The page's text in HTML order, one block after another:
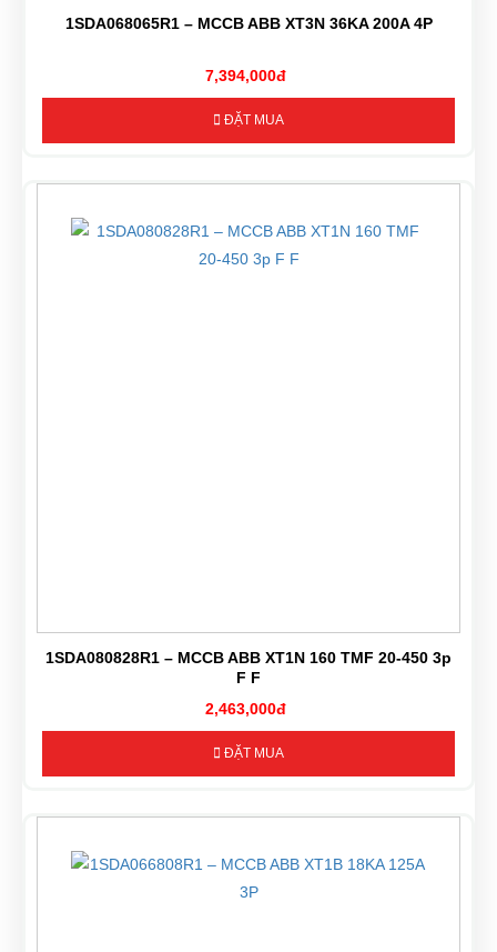
1SDA068065R1 – MCCB ABB XT3N 36KA 200A 4P
7,394,000đ
ĐẶT MUA
1SDA080828R1 – MCCB ABB XT1N 160 TMF 20-450 3p
F F
2,463,000đ
ĐẶT MUA